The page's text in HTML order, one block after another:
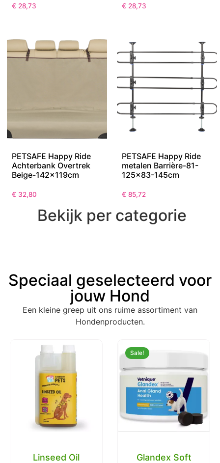
€ 28,73 € 28,73
PETSAFE Happy Ride
Achterbank Overtrek
Beige-142x119cm
€ 32,80
PETSAFE Happy Ride
metalen Barrière-81-
125×83-145cm
€ 85,72
Bekijk per categorie
Speciaal geselecteerd voor
jouw Hond
Een kleine greep uit ons ruime assortiment van
Hondenproducten.
Linseed Oil
Sale!
Glandex Soft